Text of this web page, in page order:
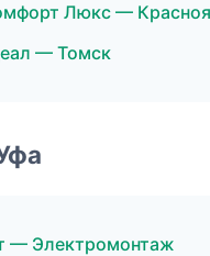
Люкс —
— Томск
— Электромонтаж